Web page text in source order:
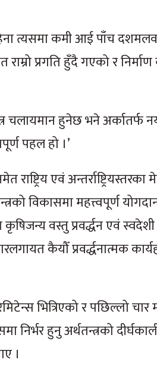
त्यसमा कमी आई पाँच दशमलव
प्रगति हुँदै गएको र
चलायमान हुनेछ भने अर्कातर्फ
पहल हो ।’
एवं
विकासमा महत्त्वपूर्ण
वस्तु प्रवर्द्धन एवं
कैयौँ प्रवर्द्धनात्मक
भित्रिएको र पछिल्लो चार
निर्भर हुनु अर्थतन्त्रको
।